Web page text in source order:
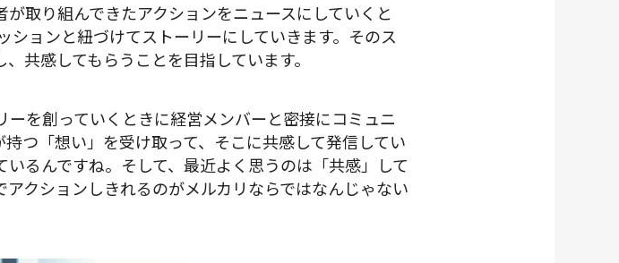
取り組んできたアクションをニュースにしていくと
ションと紐づけてストーリーにしていきます。そのス
共感してもらうことを目指しています。
を創っていくときに経営メンバーと密接にコミュニ
つ「想い」を受け取って、そこに共感して発信してい
るんですね。そして、最近よく思うのは「共感」して
クションしきれるのがメルカリならではなんじゃない